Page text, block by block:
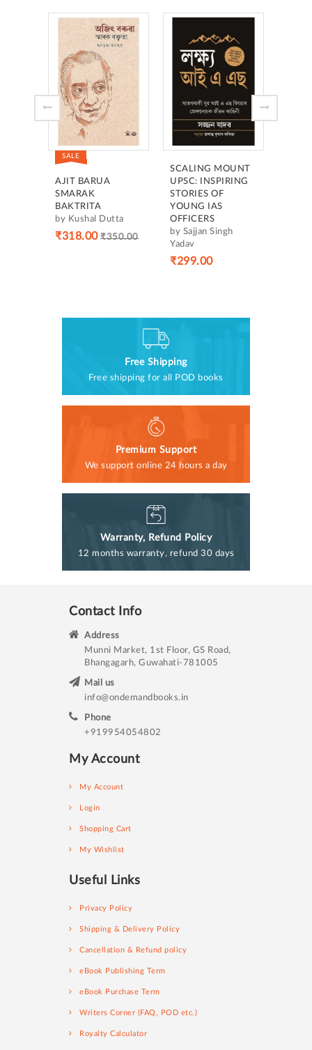
SALE
AJIT BARUA
SMARAK
BAKTRITA
by Kushal Dutta
₹318.00 ₹350.00
SCALING MOUNT
UPSC: INSPIRING
STORIES OF
YOUNG IAS
OFFICERS
by Sajjan Singh
Yadav
₹299.00
Free Shipping
Free shipping for all POD books
Premium Support
We support online 24 hours a day
Warranty, Refund Policy
12 months warranty, refund 30 days
Contact Info
Address
Munni Market, 1st Floor, GS Road,
Bhangagarh, Guwahati-781005
Mail us
info@ondemandbooks.in
Phone
+919954054802
My Account
My Account
Login
Shopping Cart
My Wishlist
Useful Links
Privacy Policy
Shipping & Delivery Policy
Cancellation & Refund policy
eBook Publishing Term
eBook Purchase Term
Writers Corner (FAQ, POD etc.)
Royalty Calculator